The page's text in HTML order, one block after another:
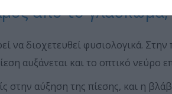
από το γλαύκωμα;
να διοχετευθεί φυσιολογικά.
αυξάνεται και το οπτικό νεύρο
στην αύξηση της πίεσης, και η